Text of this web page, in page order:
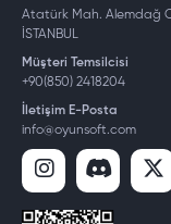
Atatürk Mah. Alemdağ
İSTANBUL
Müşteri Temsilcisi
+90(850) 2418204
İletişim E-Posta
info@oyunsoft.com